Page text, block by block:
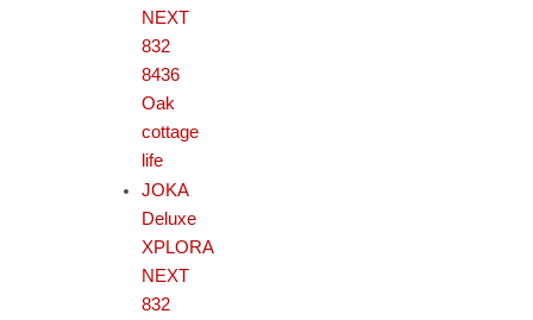
NEXT
832
8436
Oak
cottage
life
JOKA
Deluxe
XPLORA
NEXT
832